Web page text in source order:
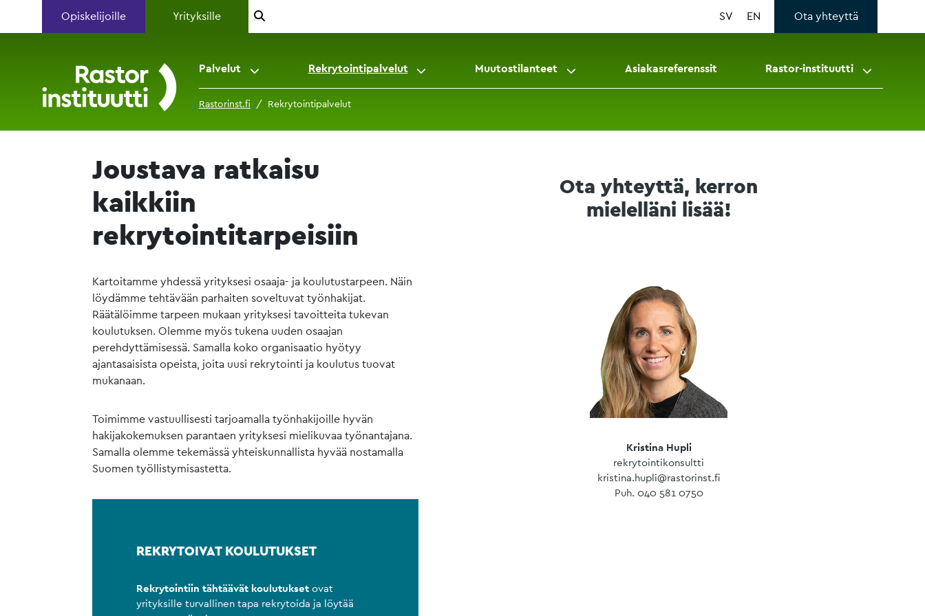
Opiskelijoille Yrityksille SV EN Ota yhteyttä
Palvelut Rekrytointipalvelut Muutostilanteet Asiakasreferenssit Rastor-instituutti
Rastorinst.fi Rekrytointipalvelut
Joustava ratkaisu
kaikkiin
rekrytointitarpeisiin
Kartoitamme yhdessä yrityksesi osaaja- ja koulutustarpeen. Näin
löydämme tehtävään parhaiten soveltuvat työnhakijat.
Räätälöimme tarpeen mukaan yrityksesi tavoitteita tukevan
koulutuksen. Olemme myös tukena uuden osaajan
perehdyttämisessä. Samalla koko organisaatio hyötyy
ajantasaisista opeista, joita uusi rekrytointi ja koulutus tuovat
mukanaan.
Toimimme vastuullisesti tarjoamalla työnhakijoille hyvän
hakijakokemuksen parantaen yrityksesi mielikuvaa työnantajana.
Samalla olemme tekemässä yhteiskunnallista hyvää nostamalla
Suomen työllistymisastetta.
REKRYTOIVAT KOULUTUKSET
Rekrytointiin tähtäävät koulutukset ovat
yrityksille turvallinen tapa rekrytoida ja löytää
Ota yhteyttä, kerron
mielelläni lisää!
Kristina Hupli
rekrytointikonsultti
kristina.hupli@rastorinst.fi
Puh. 040 581 0750